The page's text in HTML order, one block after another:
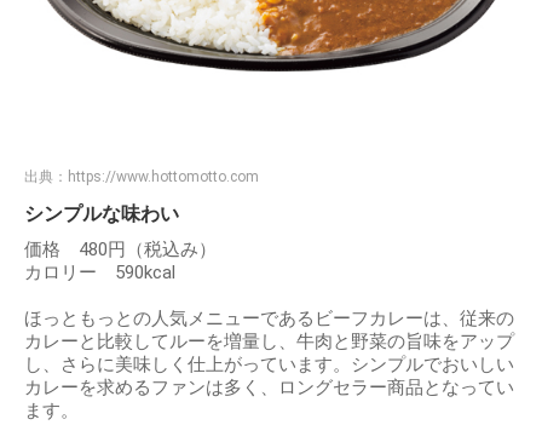
出典： https://www.hottomotto.com
シンプルな味わい
価格 480円（税込み）
カロリー 590kcal
ほっともっとの人気メニューであるビーフカレーは、従来の
カレーと比較してルーを増量し、牛肉と野菜の旨味をアップ
し、さらに美味しく仕上がっています。シンプルでおいしい
カレーを求めるファンは多く、ロングセラー商品となってい
ます。